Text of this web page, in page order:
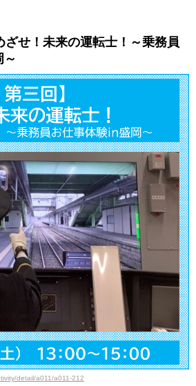
ざせ！未来の運転士！～乗務員
detail/a011/a011-212